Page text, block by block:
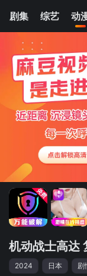
剧集 综艺 动
机动
机动战士高达
2024 日本 剧